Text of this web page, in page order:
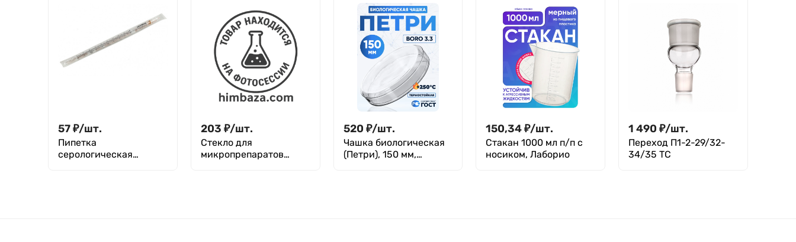
57₽/шт.
Пипетка
серологическая
203 ₽/шт.
Стекло для
микропрепаратов
520 ₽/шт.
Чашка биологическая
(Петри), 150 мм,
150,34₽/шт.
Стакан 1000 мл п/п с
носиком, Лаборио
1 490 ₽/шт.
Переход П1-2-29/32-
34/35 ТС